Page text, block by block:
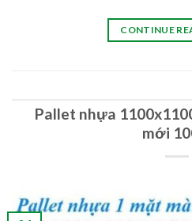
CONTINUE
Pallet nhựa
mới